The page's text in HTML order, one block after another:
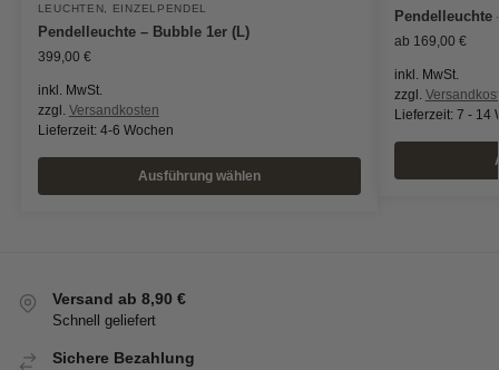
LEUCHTEN
EINZELPENDEL
Pendelleuchte – Bubble 1er (L)
399,00 €
inkl. MwSt.
zzgl. Versandkosten
Lieferzeit: 4-6 Wochen
Ausführung wählen
Pendelleuchte
ab 169,00 €
inkl. MwSt.
zzgl.
Lieferzeit: 7 - 14
Versand ab 8,90 €
Schnell geliefert
Sichere Bezahlung